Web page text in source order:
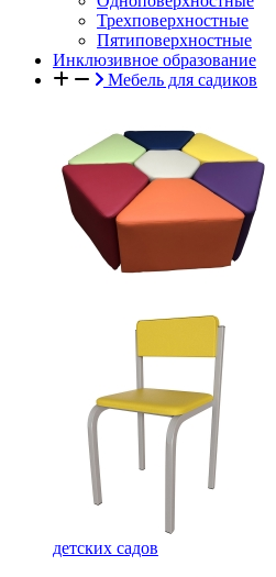
Трехповерхностные
Пятиповерхностные
Инклюзивное образование
Мебель для садиков
детских садов